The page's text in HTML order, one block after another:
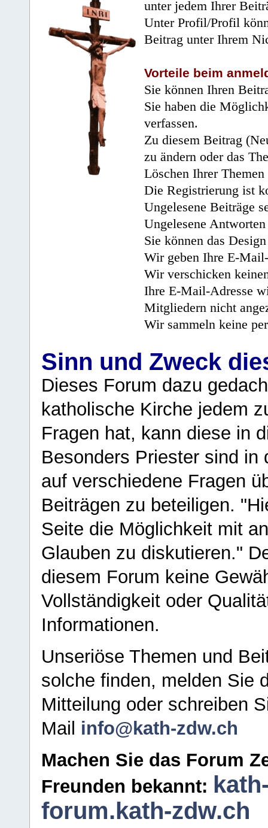
unter jedem Ihrer
Unter Profil/Profil
Beitrag unter Ihrem
Vorteile beim
Sie können Ihren
Sie haben die
verfassen.
Zu diesem Beitrag
zu ändern oder das
Löschen Ihrer
Die Registrierung ist
Ungelesene Beiträge
Ungelesene
Sie können das
Wir geben Ihre E-
Wir verschicken
Ihre E-Mail-Adresse
Mitgliedern nicht
Wir sammeln keine
Sinn und Zweck
Dieses Forum dazu
katholische Kirche jedem
Fragen hat, kann diese in
Besonders Priester sind in
auf verschiedene Fragen
Beiträgen zu beteiligen.
Seite die Möglichkeit mit
Glauben zu diskutieren."
diesem Forum keine
Vollständigkeit oder
Informationen.
Unseriöse Themen und
solche finden, melden Sie
Mitteilung oder schreiben
Mail info@kath-zdw.ch
Machen Sie das Forum
Freunden bekannt:
forum.kath-zdw.ch